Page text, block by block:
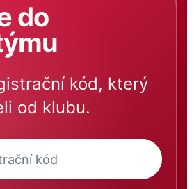
do
kód, který
od klubu.